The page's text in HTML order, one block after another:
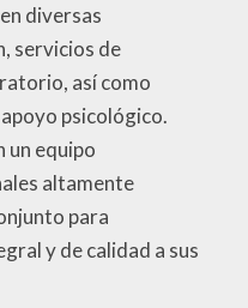
diversas
servicios de
así como
psicológico.
un equipo
altamente
para
y de calidad a sus